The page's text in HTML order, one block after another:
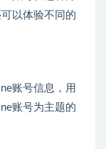
以体验不同的
账号信息，用
账号为主题的